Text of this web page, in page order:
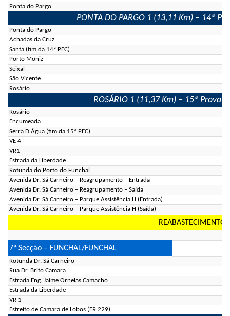
Ponta do Pargo
PONTA DO PARGO 1 (13,11 Km) – 14ª
Ponta do Pargo
Achadas da Cruz
Santa (fim da 14ª PEC)
Porto Moniz
Seixal
São Vicente
Rosário
ROSÁRIO 1 (11,37 Km) – 15ª Prova
Rosário
Encumeada
Serra D'Água (fim da 15ª PEC)
VE 4
VR1
Estrada da Liberdade
Rotunda do Porto do Funchal
Avenida Dr. Sá Carneiro – Reagrupamento – Entrada
Avenida Dr. Sá Carneiro – Reagrupamento – Saída
Avenida Dr. Sá Carneiro – Parque Assistência H (Entrada)
Avenida Dr. Sá Carneiro – Parque Assistência H (Saída)
REABASTECIMENTO
7ª Secção – FUNCHAL/FUNCHAL
Rotunda Dr. Sá Carneiro
Rua Dr. Brito Camara
Estrada Eng. Jaime Ornelas Camacho
Estrada da Liberdade
VR 1
Estreito de Camara de Lobos (ER 229)